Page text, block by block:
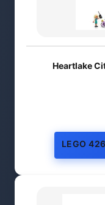
Heartlake
LEGO